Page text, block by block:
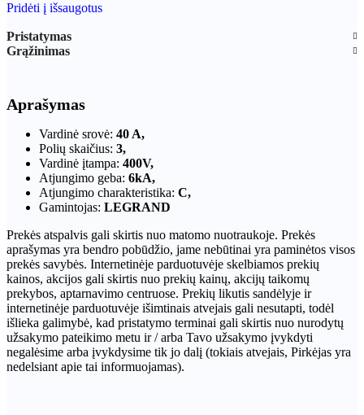
Pridėti į išsaugotus
Pristatymas
Grąžinimas
Aprašymas
Vardinė srovė: 40 A,
Polių skaičius: 3,
Vardinė įtampa: 400V,
Atjungimo geba: 6kA,
Atjungimo charakteristika: C,
Gamintojas: LEGRAND
Prekės atspalvis gali skirtis nuo matomo nuotraukoje. Prekės
aprašymas yra bendro pobūdžio, jame nebūtinai yra paminėtos visos
prekės savybės. Internetinėje parduotuvėje skelbiamos prekių
kainos, akcijos gali skirtis nuo prekių kainų, akcijų taikomų
prekybos, aptarnavimo centruose. Prekių likutis sandėlyje ir
internetinėje parduotuvėje išimtinais atvejais gali nesutapti, todėl
išlieka galimybė, kad pristatymo terminai gali skirtis nuo nurodytų
užsakymo pateikimo metu ir / arba Tavo užsakymo įvykdyti
negalėsime arba įvykdysime tik jo dalį (tokiais atvejais, Pirkėjas yra
nedelsiant apie tai informuojamas).